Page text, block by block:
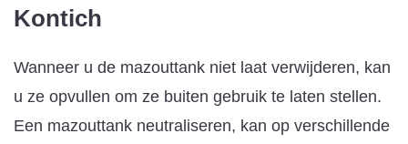
Kontich
Wanneer u de mazouttank niet laat verwijderen, kan
u ze opvullen om ze buiten gebruik te laten stellen.
Een mazouttank neutraliseren, kan op verschillende